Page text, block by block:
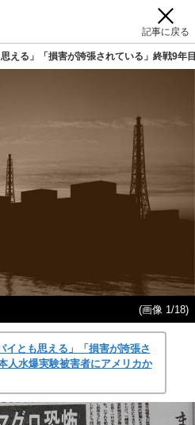
記事に戻る
える」「損害が誇張されている」終戦9年
(画像 1/18)
イとも思える」「損害が誇張さ
人水爆実験被害者にアメリカか